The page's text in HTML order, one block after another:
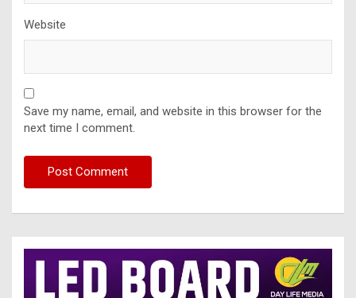
Website
Save my name, email, and website in this browser for the
next time I comment.